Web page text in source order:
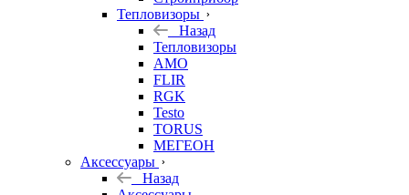
Тепловизоры
Назад
Тепловизоры
AMO
FLIR
RGK
Testo
TORUS
МЕГЕОН
Аксессуары
Назад